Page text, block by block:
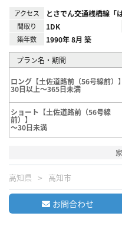
アクセス とさでん交通桟橋線「
間取り 1DK
築年数 1990年 8月 築
プラン名・期間
ロング【土佐道路前（56号線前）】
30日以上～365日未満
ショート【土佐道路前（56号線
前）】
～30日未満
高知県 高知市
お問合わせ